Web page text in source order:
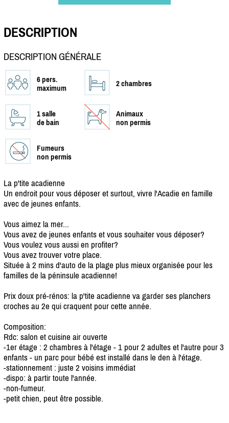
DESCRIPTION
DESCRIPTION GÉNÉRALE
6 pers.
maximum
2 chambres
1 salle
de bain
Animaux
non permis
Fumeurs
non permis
La p'tite acadienne
Un endroit pour vous déposer et surtout, vivre l'Acadie en famille
avec de jeunes enfants.
Vous aimez la mer...
Vous avez de jeunes enfants et vous souhaiter vous déposer?
Vous voulez vous aussi en profiter?
Vous avez trouver votre place.
Située à 2 mins d'auto de la plage plus mieux organisée pour les
familles de la péninsule acadienne!
Prix doux pré-rénos: la p'tite acadienne va garder ses planchers
croches au 2e qui craquent pour cette année.
Composition:
Rdc: salon et cuisine air ouverte
-1er étage : 2 chambres à l'étage - 1 pour 2 adultes et l'autre pour 3
enfants - un parc pour bébé est installé dans le den à l'étage.
-stationnement : juste 2 voisins immédiat
-dispo: à partir toute l'année.
-non-fumeur.
-petit chien, peut être possible.